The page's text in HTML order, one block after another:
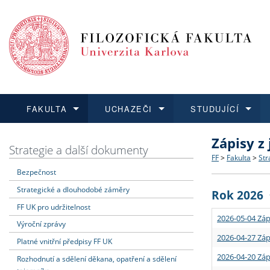
FAKULTA
Dozvědět se více
Struktura
Strategie
Podpora
UCHAZEČI
Podat přihlášku
Co
Učitelské
STUDUJÍCÍ
Dozvědět se více
Rigorózní
Dozvědět se více
O vědě a
Granty a
Dozvědět se více
Aktuální
Strategie a další dokumenty
Bezpečnost
Strategické a dlouhodobé záměry
FF UK pro udržitelnost
Výroční zprávy
Platné vnitřní předpisy FF UK
Rozhodnutí a sdělení děkana, opatření a sdělení
Zápisy
FF > Fakulta >
Rok 2026
2026-05-04
2026-04-27
2026-04-20